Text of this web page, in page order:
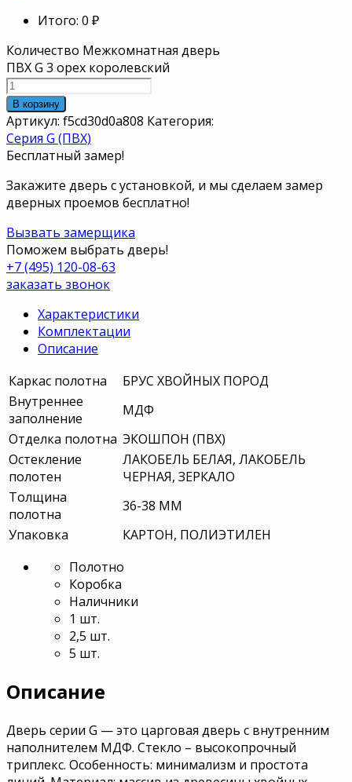
Итого: 0 ₽
Количество Межкомнатная дверь
ПВХ G 3 орех королевский
В корзину
Артикул: f5cd30d0a808 Категория:
Серия G (ПВХ)
Бесплатный замер!
Закажите дверь с установкой, и мы сделаем замер
дверных проемов бесплатно!
Вызвать замерщика
Поможем выбрать дверь!
+7 (495) 120-08-63
заказать звонок
Характеристики
Комплектации
Описание
Каркас полотна
БРУС ХВОЙНЫХ ПОРОД
Внутреннее
заполнение
МДФ
Отделка полотна ЭКОШПОН (ПВХ)
Остекление
полотен
ЛАКОБЕЛЬ БЕЛАЯ, ЛАКОБЕЛЬ
ЧЕРНАЯ, ЗЕРКАЛО
Толщина
полотна
36-38 ММ
Упаковка
КАРТОН, ПОЛИЭТИЛЕН
Полотно
Коробка
Наличники
1 шт.
2,5 шт.
5 шт.
Описание
Дверь серии G — это царговая дверь с внутренним
наполнителем МДФ. Стекло – высокопрочный
триплекс. Особенность: минимализм и простота